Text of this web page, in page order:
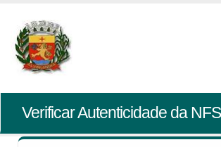
Verificar Autenticidade da